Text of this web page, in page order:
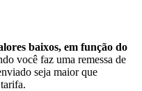
baixos, em função do
você faz uma remessa de
seja maior que